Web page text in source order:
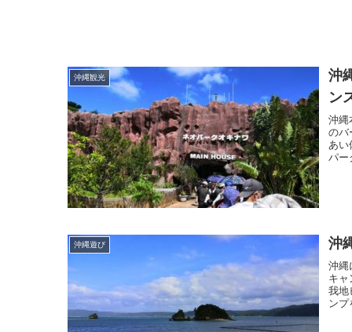
沖縄観光
沖
ン
沖縄
のバ
あい
パー
沖縄遊び 沖
沖縄
キャ
我地
ンプ